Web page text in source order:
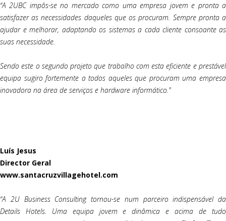
“A 2UBC impôs-se no mercado como uma empresa jovem e pronta a
satisfazer as necessidades daqueles que os procuram. Sempre pronta a
ajudar e melhorar, adaptando os sistemas a cada cliente consoante as
suas necessidade.
Sendo este o segundo projeto que trabalho com esta eficiente e prestável
equipa sugiro fortemente a todos aqueles que procuram uma empresa
inovadora na área de serviços e hardware informático."
Luís Jesus
Director Geral
www.santacruzvillagehotel.com
“A 2U Business Consulting tornou-se num parceiro indispensável da
Details Hotels. Uma equipa jovem e dinâmica e acima de tudo